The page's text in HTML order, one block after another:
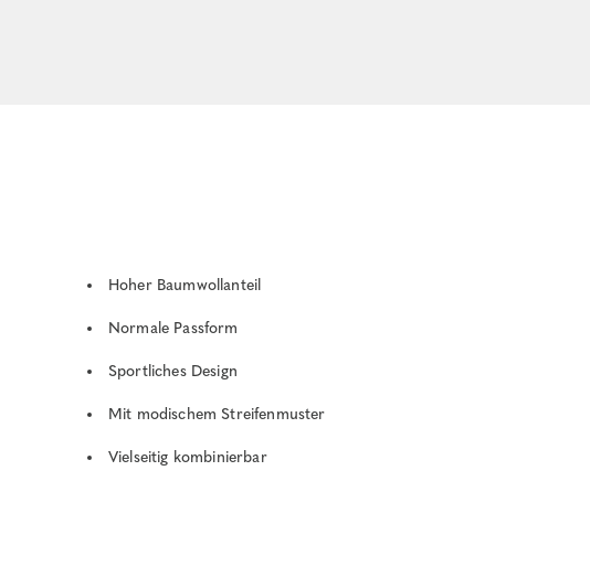
Hoher Baumwollanteil
Normale Passform
Sportliches Design
Mit modischem Streifenmuster
Vielseitig kombinierbar